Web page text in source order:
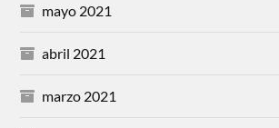
mayo 2021
abril 2021
marzo 2021